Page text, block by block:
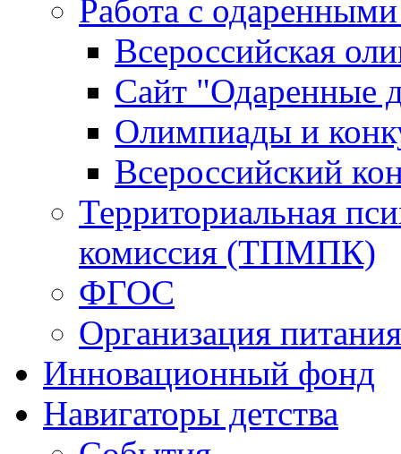
Работа с
Всероссийская
Сайт "Одаренные
Олимпиады и
Всероссийский
Территориальная
комиссия (ТПМПК)
ФГОС
Организация питания
Инновационный фонд
Навигаторы детства